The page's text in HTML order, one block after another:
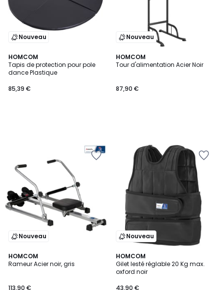
Nouveau
HOMCOM
Tapis de protection pour pole
dance Plastique
85,39 €
Nouveau
HOMCOM
Tour d'alimentation Acier Noir
87,90 €
Nouveau
HOMCOM
Rameur Acier noir, gris
113,90 €
Nouveau
HOMCOM
Gilet lesté réglable 20 Kg max.
oxford noir
43,90 €